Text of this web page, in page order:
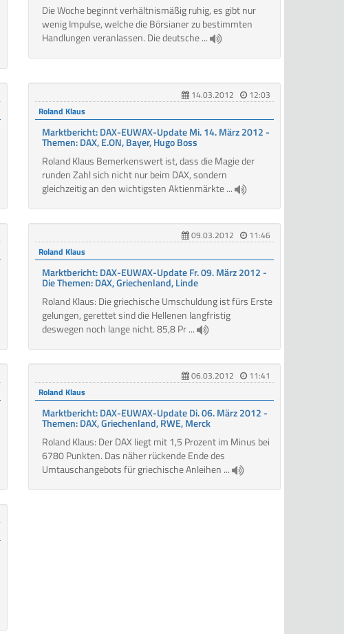
Die Woche beginnt verhältnismäßig ruhig, es gibt nur
wenig Impulse, welche die Börsianer zu bestimmten
Handlungen veranlassen. Die deutsche ...
14.03.2012
12:03
Roland Klaus
Marktbericht: DAX-EUWAX-Update Mi. 14. März 2012 -
Themen: DAX, E.ON, Bayer, Hugo Boss
Roland Klaus Bemerkenswert ist, dass die Magie der
runden Zahl sich nicht nur beim DAX, sondern
gleichzeitig an den wichtigsten Aktienmärkte ...
09.03.2012
11:46
Roland Klaus
Marktbericht: DAX-EUWAX-Update Fr. 09. März 2012 -
Die Themen: DAX, Griechenland, Linde
Roland Klaus: Die griechische Umschuldung ist fürs Erste
gelungen, gerettet sind die Hellenen langfristig
deswegen noch lange nicht. 85,8 Pr ...
06.03.2012
11:41
Roland Klaus
Marktbericht: DAX-EUWAX-Update Di. 06. März 2012 -
Themen: DAX, Griechenland, RWE, Merck
Roland Klaus: Der DAX liegt mit 1,5 Prozent im Minus bei
6780 Punkten. Das näher rückende Ende des
Umtauschangebots für griechische Anleihen ...